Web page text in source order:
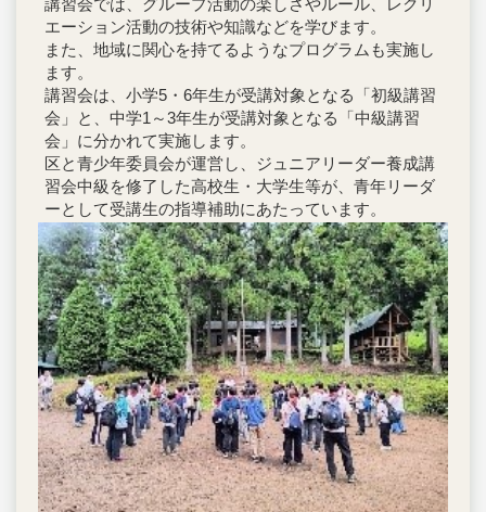
講習会では、グループ活動の楽しさやルール、レクリ
エーション活動の技術や知識などを学びます。
また、地域に関心を持てるようなプログラムも実施し
ます。
講習会は、小学5・6年生が受講対象となる「初級講習
会」と、中学1～3年生が受講対象となる「中級講習
会」に分かれて実施します。
区と青少年委員会が運営し、ジュニアリーダー養成講
習会中級を修了した高校生・大学生等が、青年リーダ
ーとして受講生の指導補助にあたっています。